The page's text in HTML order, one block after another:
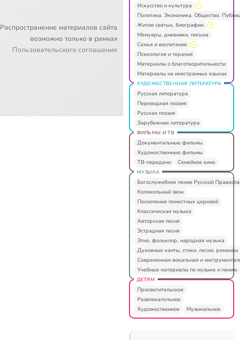
Распространение материалов сайта
возможно только в рамках
Пользовательского соглашения
Искусство и культура
Политика. Экономика. Общество.
Жития святых, биографии
Мемуары, дневники, письма
Семья и воспитание
Психология и терапия
Материалы о благотворительности
Материалы на иностранных языках
ХУДОЖЕСТВЕННАЯ ЛИТЕРАТУРА
Русская литература
Переводная поэзия
Русская поэзия
Зарубежная литература
ФИЛЬМЫ И ТВ
Документальные фильмы
Художественные фильмы
ТВ-передачи
Семейное кино
МУЗЫКА
Богослужебное пение Русской
Колокольный звон
Песнопения поместных церквей
Классическая музыка
Авторская песня
Эстрадная песня
Этно, фольклор, народная музыка
Духовные канты, стихи, песни, романсы
Современная вокальная и
Учебные материалы по музыке и пению
ДЕТЯМ
Просветительское
Развлекательное
Художественное
Музыкальное